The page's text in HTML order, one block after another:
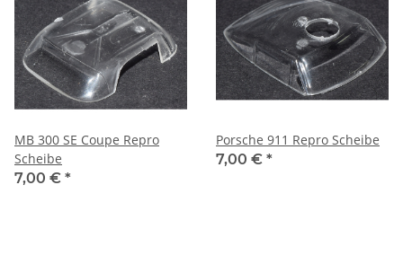
MB 300 SE Coupe Repro
Scheibe
7,00 € *
Porsche 911 Repro Scheibe
7,00 € *